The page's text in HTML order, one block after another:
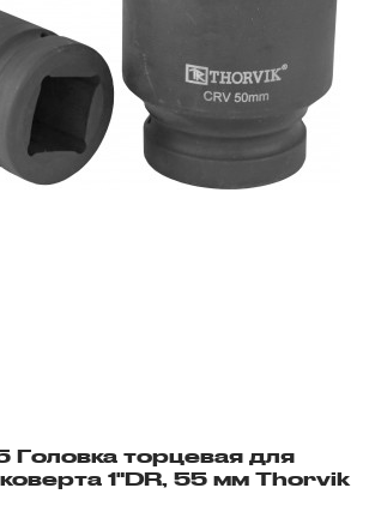
Забыли пароль?
Головка торцевая для
1"DR, 55 мм Thorvik